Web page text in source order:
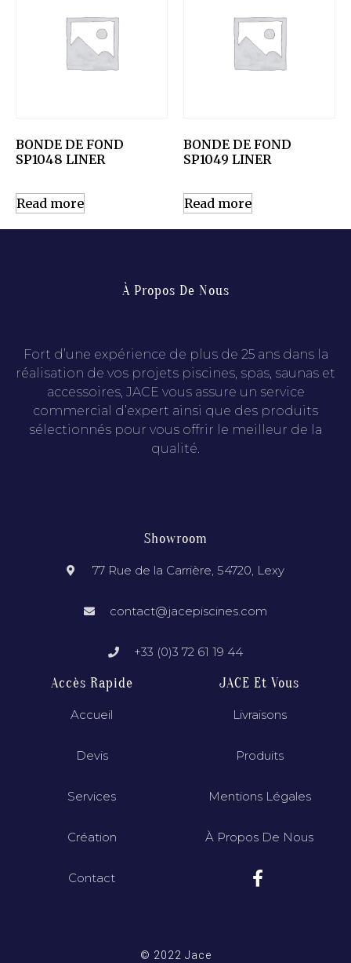
BONDE DE FOND
SP1048 LINER
Read more
BONDE DE FOND
SP1049 LINER
Read more
À Propos De Nous
Fort d’une expérience de plus de 25 ans dans la
réalisation de vos projets piscines, spas, saunas et
accessoires, JACE vous assure un service
commercial d’expert ainsi que des produits
sélectionnés pour vous offrir le meilleur de la
qualité.
Showroom
77 Rue de la Carrière, 54720, Lexy
contact@jacepiscines.com
+33 (0)3 72 61 19 44
Accès Rapide
Accueil
Devis
Services
Création
Contact
JACE Et Vous
Livraisons
Produits
Mentions Légales
À Propos De Nous
© 2022 Jace